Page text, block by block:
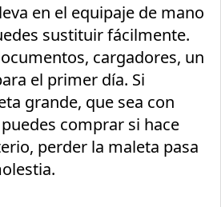
en el equipaje de mano
sustituir fácilmente.
cargadores, un
el primer día. Si
grande, que sea con
comprar si hace
perder la maleta pasa